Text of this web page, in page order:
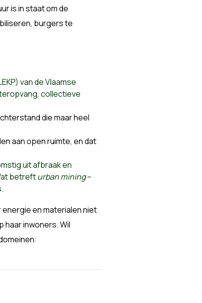
is in staat om de
burgers te
van de Vlaamse
collectieve
die maar heel
aan open ruimte, en dat
uit afbraak en
betrefturban mining–
en materialen niet
haar inwoners. Wil